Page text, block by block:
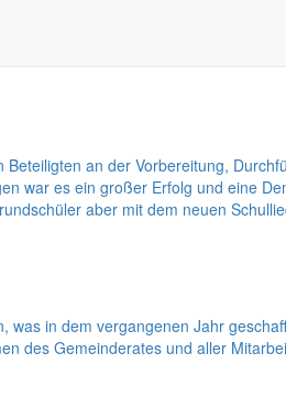
lange genug im Griff und der
Monaten keine gravierenden
des Straßenbauamtes
an der Vorbereitung,
war es ein großer Erfolg und eine
aber mit dem neuen
in dem vergangenen Jahr
des Gemeinderates und aller